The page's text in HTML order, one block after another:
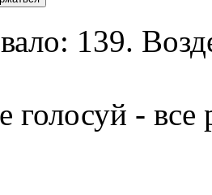
139.
голосуй -